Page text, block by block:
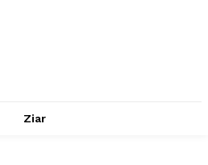
Ziar